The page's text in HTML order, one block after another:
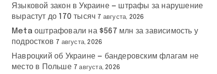
Языковой закон в Украине — штрафы за нарушение
вырастут до 170 тысяч 7 августа, 2026
Meta оштрафовали на $567 млн за зависимость у
подростков 7 августа, 2026
Навроцкий об Украине — бандеровским флагам не
место в Польше 7 августа, 2026